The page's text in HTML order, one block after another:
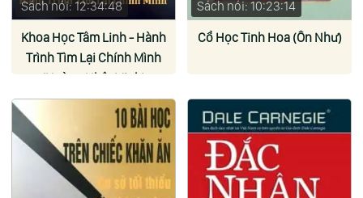
Sách nói: 12:34:48
Khoa Học Tâm Linh - Hành
Trình Tìm Lại Chính Mình
(Hoàng Nhật Minh)
Sách nói: 10:23:14
Cổ Học Tinh Hoa (Ôn Như)